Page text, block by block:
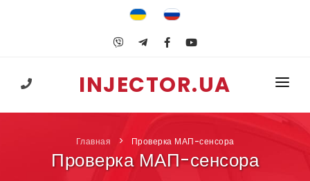
INJECTOR.UA
+38 (067) 547-25-74
ГЛАВНАЯ
Главная Проверка МАП-сенсора
Проверка МАП-сенсора